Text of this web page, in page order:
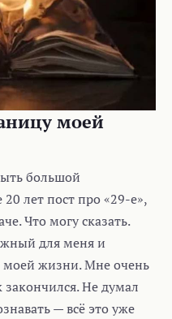
моей
большой
лет пост про «29-е»,
Что могу сказать.
для меня и
моей жизни. Мне очень
закончился. Не думал
— всё это уже